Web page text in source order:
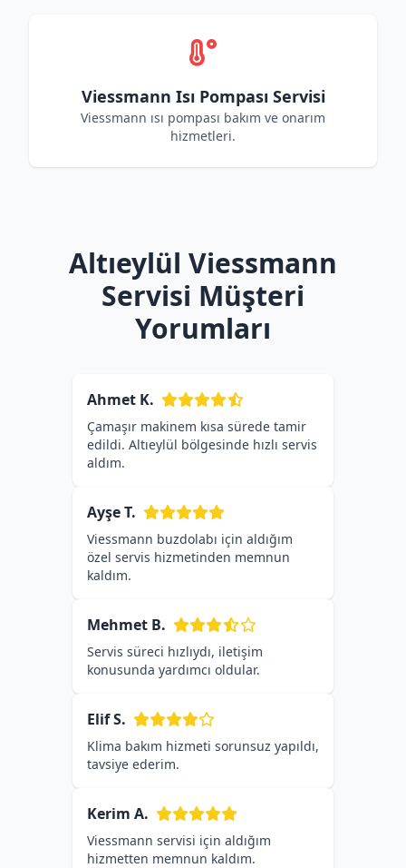
Viessmann Isı Pompası Servisi
Viessmann ısı pompası bakım ve onarım
hizmetleri.
Altıeylül Viessmann
Servisi Müşteri
Yorumları
Ahmet K.
Çamaşır makinem kısa sürede tamir
edildi. Altıeylül bölgesinde hızlı servis
aldım.
Ayşe T.
Viessmann buzdolabı için aldığım
özel servis hizmetinden memnun
kaldım.
Mehmet B.
Servis süreci hızlıydı, iletişim
konusunda yardımcı oldular.
Elif S.
Klima bakım hizmeti sorunsuz yapıldı,
tavsiye ederim.
Kerim A.
Viessmann servisi için aldığım
hizmetten memnun kaldım.